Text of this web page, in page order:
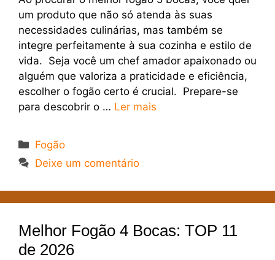
um produto que não só atenda às suas
necessidades culinárias, mas também se
integre perfeitamente à sua cozinha e estilo de
vida. Seja você um chef amador apaixonado ou
alguém que valoriza a praticidade e eficiência,
escolher o fogão certo é crucial. Prepare-se
para descobrir o … Ler mais
Categorias
Fogão
Deixe um comentário
Melhor Fogão 4 Bocas: TOP 11
de 2026